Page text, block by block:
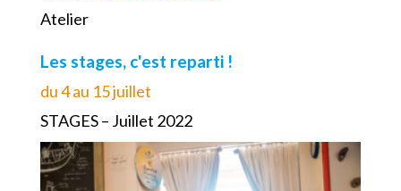
Atelier
Les stages, c'est reparti !
du 4 au 15 juillet
STAGES – Juillet 2022